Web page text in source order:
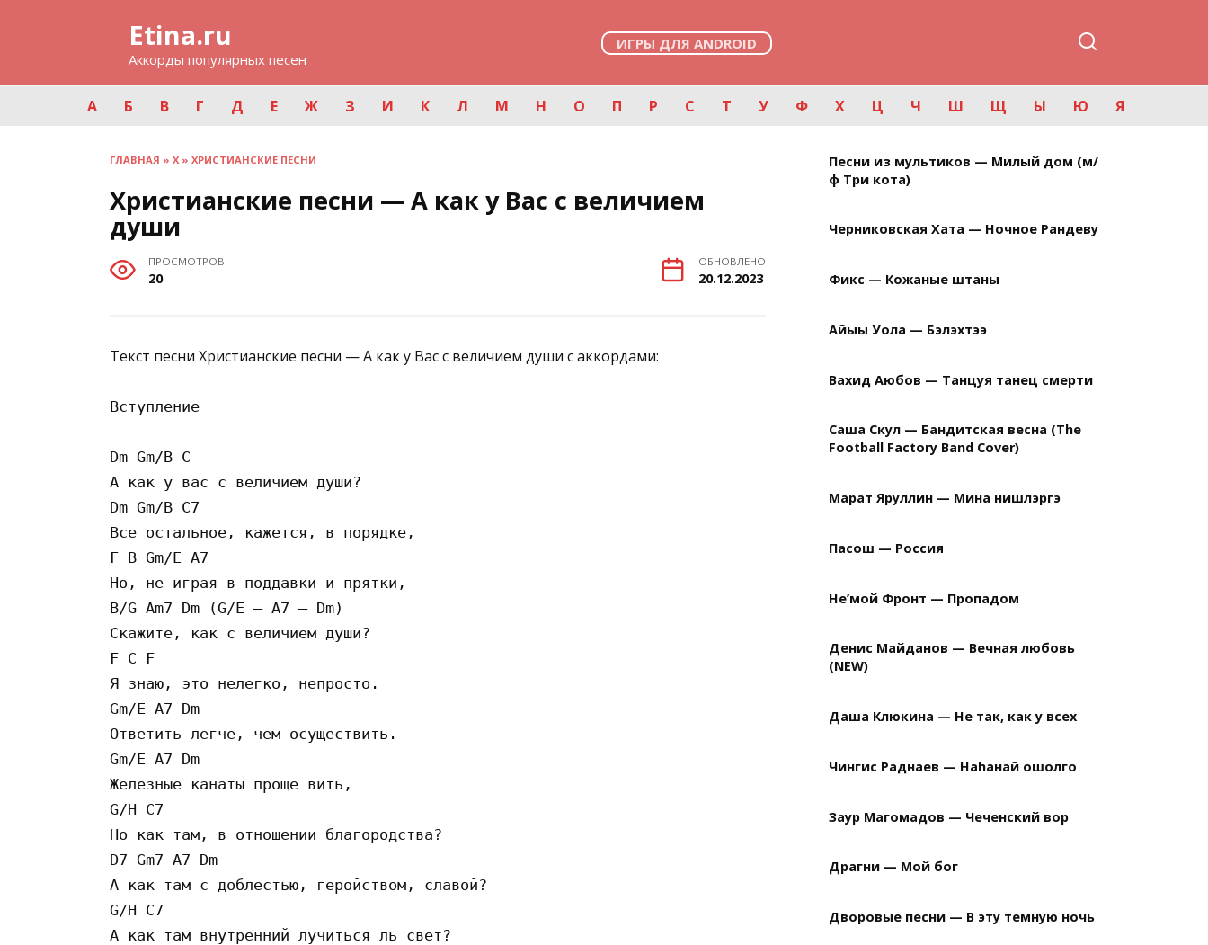
Etina.ru
Аккорды популярных песен
ИГРЫ ДЛЯ ANDROID
А Б В Г Д Е Ж З И К Л М Н О П Р С Т У Ф Х Ц Ч Ш Щ Ы Ю Я
ГЛАВНАЯ » Х» ХРИСТИАНСКИЕ ПЕСНИ
Христианские песни — А как у Вас с величием
души
ПРОСМОТРОВ
20
ОБНОВЛЕНО
20.12.2023
Текст песни Христианские песни — А как у Вас с величием души с аккордами:
Вступление
Dm Gm/B C
А как у вас с величием души?
Dm Gm/B C7
Все остальное, кажется, в порядке,
F B Gm/E A7
Но, не играя в поддавки и прятки,
B/G Am7 Dm (G/E – A7 – Dm)
Скажите, как с величием души?
F C F
Я знаю, это нелегко, непросто.
Gm/E A7 Dm
Ответить легче, чем осуществить.
Gm/E A7 Dm
Железные канаты проще вить,
G/H C7
Но как там, в отношении благородства?
D7 Gm7 A7 Dm
А как там с доблестью, геройством, славой?
G/H C7
А как там внутренний лучиться ль свет?
Песни из мультиков — Милый дом (м/
ф Три кота)
Черниковская Хата — Ночное Рандеву
Фикс — Кожаные штаны
Айыы Уола — Бэлэхтээ
Вахид Аюбов — Танцуя танец смерти
Саша Скул — Бандитская весна (The
Football Factory Band Cover)
Марат Яруллин — Мина нишлэргэ
Пасош — Россия
Не’мой Фронт — Пропадом
Денис Майданов — Вечная любовь
(NEW)
Даша Клюкина — Не так, как у всех
Чингис Раднаев — Наhанай ошолго
Заур Магомадов — Чеченский вор
Драгни — Мой бог
Дворовые песни — В эту темную ночь